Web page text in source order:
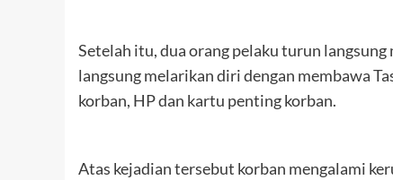
Setelah itu, dua orang pelaku turun
langsung melarikan diri dengan membawa
korban, HP dan kartu penting korban.
Atas kejadian tersebut korban mengalami